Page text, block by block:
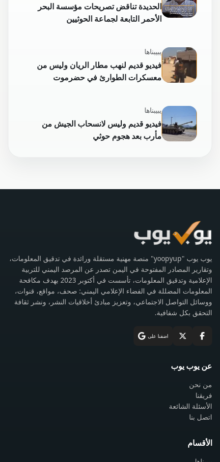
الحديدة تناقض تصريحات مؤسسة البحر
الأحمر التابعة لجماعة الحوثيين
يبيبناها
فيديو قديم لنهب مطار الريان وليس من
معسكرات الطوارئ في حضرموت
يبيبناها
فيديو قديم وليس لانسحاب الجيش من
مأرب بعد هجوم حوثي
يوب يوب "yoopyup" منصة مهنية مستقلة ورائدة في تدقيق المعلومات،
وتقارير المصادر المفتوحة في اليمن تصدر عن المرصد اليمني للتربية
الإعلامية وتدقيق المعلومات، تأسست في أكتوبر 2023 بهدف مكافحة
المعلومات المضللة في الفضاء الإعلامي اليمني: صحف، مواقع، قنوات،
ووسائل التواصل الاجتماعي، وتعزيز مبادئ أخلاقيات النشر، ونشر ثقافة
التحقق بكل شفافية.
اضفنا على
عن يوب يوب
من نحن
فريقنا
الأسئلة الشائعة
اتصل بنا
الأقسام